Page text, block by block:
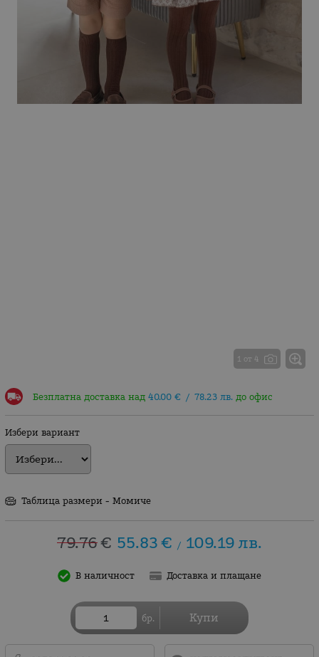
1 от 4
Безплатна доставка над 40.00 € / 78.23 лв.до офис
Избери вариант
Таблица размери - Момиче
79.76€ 55.83€ / 109.19 лв.
В наличност Доставка и плащане
бр. Купи